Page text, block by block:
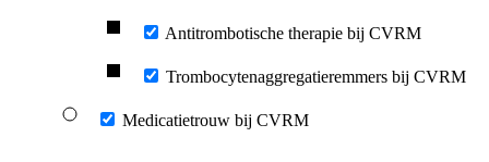
Antitrombotische therapie bij CVRM
Trombocytenaggregatieremmers bij CVRM
Medicatietrouw bij CVRM